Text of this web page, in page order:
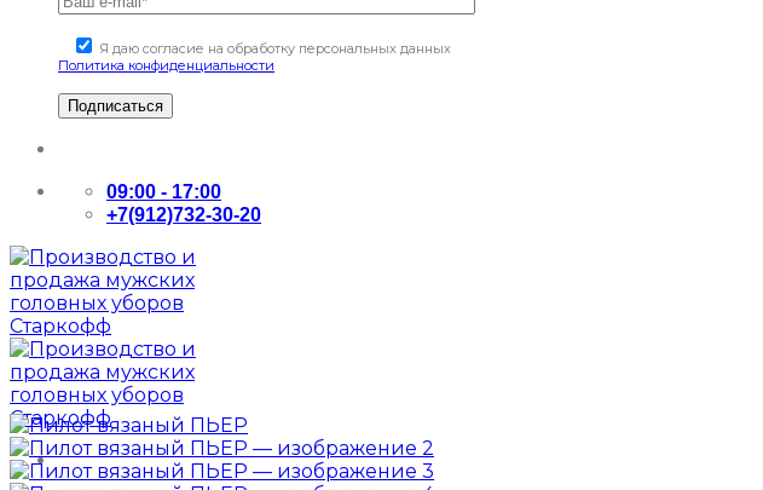
Я даю согласие на обработку персональных данных
Политика конфиденциальности
09:00 - 17:00
+7(912)732-30-20